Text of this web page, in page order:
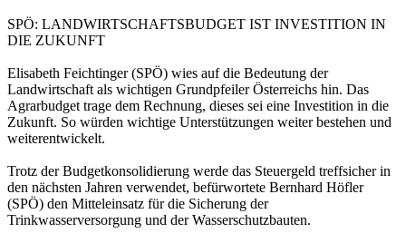
SPÖ: LANDWIRTSCHAFTSBUDGET IST INVESTITION IN
DIE ZUKUNFT
Elisabeth Feichtinger (SPÖ) wies auf die Bedeutung der
Landwirtschaft als wichtigen Grundpfeiler Österreichs hin. Das
Agrarbudget trage dem Rechnung, dieses sei eine Investition in die
Zukunft. So würden wichtige Unterstützungen weiter bestehen und
weiterentwickelt.
Trotz der Budgetkonsolidierung werde das Steuergeld treffsicher in
den nächsten Jahren verwendet, befürwortete Bernhard Höfler
(SPÖ) den Mitteleinsatz für die Sicherung der
Trinkwasserversorgung und der Wasserschutzbauten.